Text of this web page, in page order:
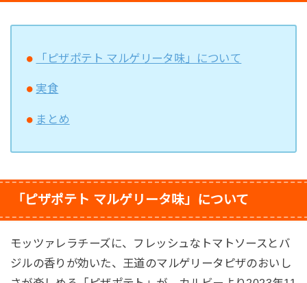
「ピザポテト マルゲリータ味」について
実食
まとめ
「ピザポテト マルゲリータ味」について
モッツァレラチーズに、フレッシュなトマトソースとバ
ジルの香りが効いた、王道のマルゲリータピザのおいし